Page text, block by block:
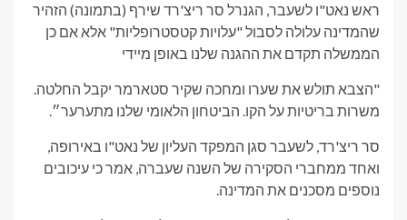
ראש נאט"ו לשעבר, הגנרל סר ריצ'רד שירף (בתמונה) הזהיר
שהמדינה עלולה לסבול "עלויות קטסטרופליות" אלא אם כן
הממשלה תקדם את ההגנה שלנו באופן מיידי
"הצבא תולש את שערו ומחכה שקיר סטארמר יקבל החלטה.
משרות בריטיות על הקו. הביטחון הלאומי שלנו מתערער״.
סר ריצ'רד, לשעבר סגן המפקד העליון של נאט"ו באירופה,
ואחד ממחברי הסקירה של השנה שעברה, אמר כי עיכובים
נוספים מסכנים את המדינה.